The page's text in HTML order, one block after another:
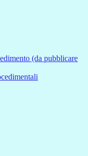
(da pubblicare